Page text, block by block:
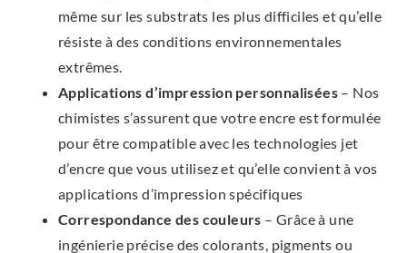
même sur les substrats les plus difficiles et qu’elle
résiste à des conditions environnementales
extrêmes.
Applications d’impression personnalisées – Nos
chimistes s’assurent que votre encre est formulée
pour être compatible avec les technologies jet
d’encre que vous utilisez et qu’elle convient à vos
applications d’impression spécifiques
Correspondance des couleurs – Grâce à une
ingénierie précise des colorants, pigments ou